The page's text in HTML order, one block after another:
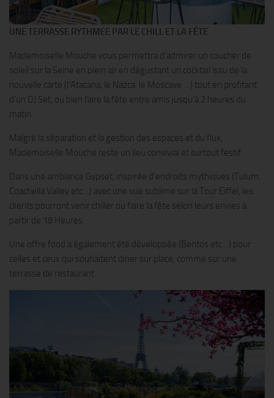
UNE TERRASSE RYTHMEE PAR LE CHILL ET LA FÊTE
Mademoiselle Mouche vous permettra d’admirer un coucher de
soleil sur la Seine en plein air en dégustant un cocktail issu de la
nouvelle carte (l’Atacana, le Nazca, le Moscave …) tout en profitant
d’un DJ Set, ou bien faire la fête entre amis jusqu’à 2 heures du
matin.
Malgré la séparation et la gestion des espaces et du flux,
Mademoiselle Mouche reste un lieu convivial et surtout festif.
Dans une ambiance Gypset, inspirée d’endroits mythiques (Tulum,
Coachella Valley etc…) avec une vue sublime sur la Tour Eiffel, les
clients pourront venir chiller ou faire la fête selon leurs envies à
partir de 18 Heures.
Une offre food a également été développée (Bentos etc…) pour
celles et ceux qui souhaitent diner sur place, comme sur une
terrasse de restaurant.